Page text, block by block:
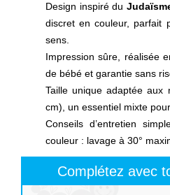
Design inspiré du
discret en couleur, parfait
sens.
Impression sûre, réalisée
de bébé et garantie sans
Taille unique adaptée aux
cm), un essentiel mixte
Conseils d’entretien
couleur : lavage à 30°
Complétez avec